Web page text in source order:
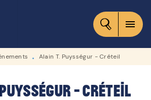
CONTENU
menu
• Alain T. Puysségur - Créteil
- Créteil